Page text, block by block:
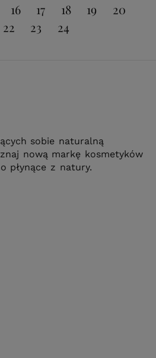
16 17 18 19
20
22 23 24
sobie naturalną
nową markę kosmetyków
płynące z natury.